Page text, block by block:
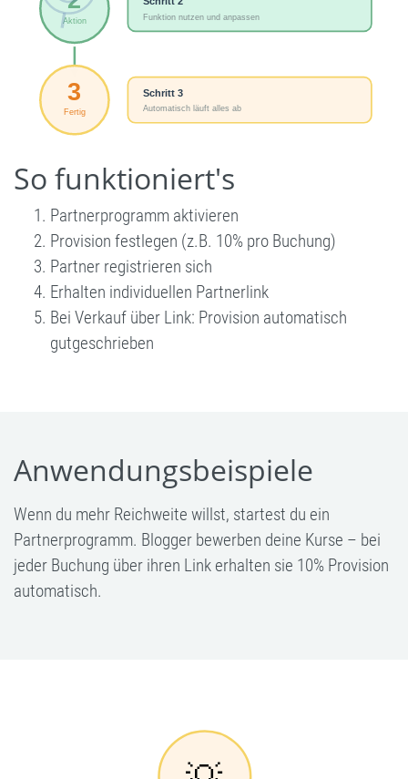
So funktioniert's
Partnerprogramm aktivieren
Provision festlegen (z.B. 10% pro Buchung)
Partner registrieren sich
Erhalten individuellen Partnerlink
Bei Verkauf über Link: Provision automatisch
gutgeschrieben
Anwendungsbeispiele
Wenn du mehr Reichweite willst, startest du ein
Partnerprogramm. Blogger bewerben deine Kurse – bei
jeder Buchung über ihren Link erhalten sie 10% Provision
automatisch.